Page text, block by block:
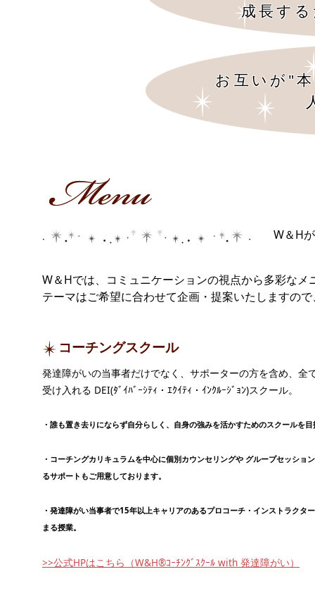
成長す
お互いが"
W＆H
W＆Hでは、コミュニケーションの視点から多彩な
テーマはご希望に合わせて企画・提案いたしますの
コーチングスクール
発達障がいの当事者だけでなく、サポーターの方を含め、全
受け入れる DEI(ﾀﾞｲﾊﾞｰｼﾃｨ・ｴｸｲﾃｨ・ｲﾝｸﾙｰｼﾞｮﾝ)スクール。
・誰も置き去りにならず自分らしく、自身の強みを活かすためのスクールを
・コーチングカリキュラムを中心に個別カウンセリングや グループセッショ
るサポートもご用意しております。
・発達障がい当事者で15年以上キャリアのあるプロコーチ・インストラクタ
まる授業。
>>公式HPはこちら（W&H®ｺｰﾁﾝｸﾞｽｸｰﾙ with 発達障がい）